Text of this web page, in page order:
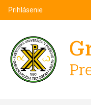
Prihlásenie